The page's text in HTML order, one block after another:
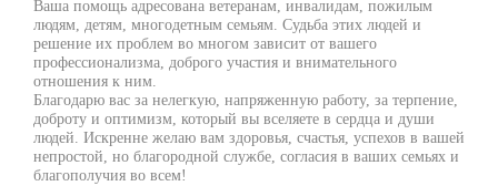
Ваша помощь адресована ветеранам, инвалидам, пожилым
людям, детям, многодетным семьям. Судьба этих людей и
решение их проблем во многом зависит от вашего
профессионализма, доброго участия и внимательного
отношения к ним.
Благодарю вас за нелегкую, напряженную работу, за терпение,
доброту и оптимизм, который вы вселяете в сердца и души
людей. Искренне желаю вам здоровья, счастья, успехов в вашей
непростой, но благородной службе, согласия в ваших семьях и
благополучия во всем!